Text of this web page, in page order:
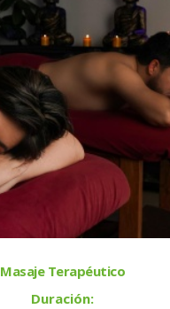
Masaje Terapéutico
Duración: